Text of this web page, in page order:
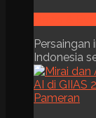
Indonesia